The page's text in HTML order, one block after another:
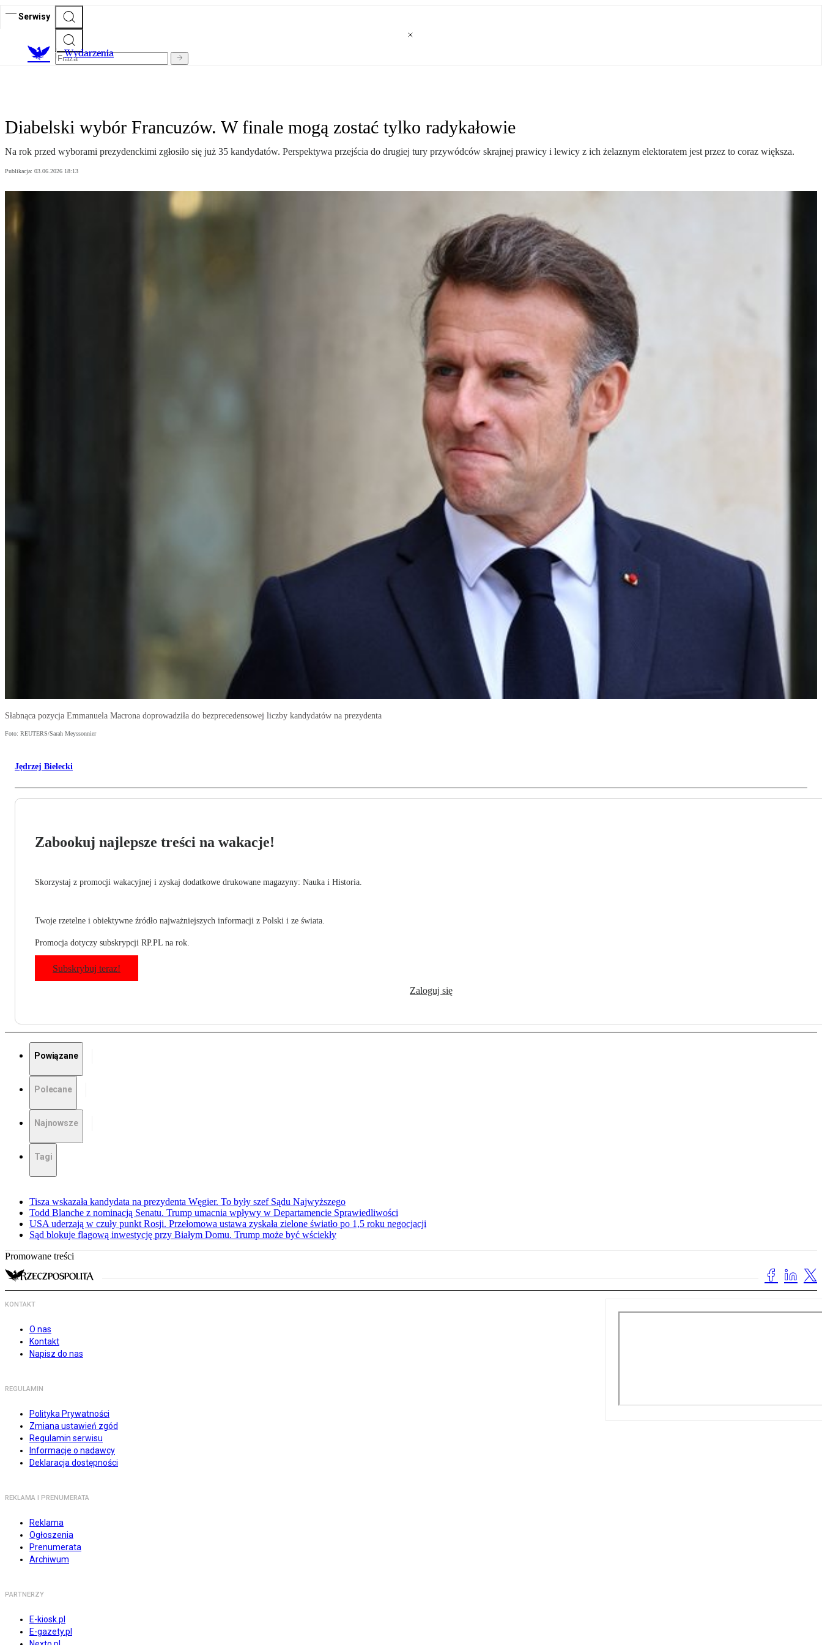
Serwisy
Wydarzenia
Diabelski wybór Francuzów. W finale mogą zostać tylko radykałowie
Na rok przed wyborami prezydenckimi zgłosiło się już 35 kandydatów. Perspektywa przejścia do drugiej tury przywódców skrajnej prawicy i lewicy z ich żelaznym elektoratem jest przez to coraz większa.
Publikacja: 03.06.2026 18:13
Słabnąca pozycja Emmanuela Macrona doprowadziła do bezprecedensowej liczby kandydatów na prezydenta
Foto: REUTERS/Sarah Meyssonnier
Jędrzej Bielecki
Zabookuj najlepsze treści na wakacje!
Skorzystaj z promocji wakacyjnej i zyskaj dodatkowe drukowane magazyny: Nauka i Historia.
Twoje rzetelne i obiektywne źródło najważniejszych informacji z Polski i ze świata.
Promocja dotyczy subskrypcji RP.PL na rok.
Subskrybuj teraz!
Zaloguj się
Powiązane
Polecane
Najnowsze
Tagi
Tisza wskazała kandydata na prezydenta Węgier. To były szef Sądu Najwyższego
Todd Blanche z nominacją Senatu. Trump umacnia wpływy w Departamencie Sprawiedliwości
USA uderzają w czuły punkt Rosji. Przełomowa ustawa zyskała zielone światło po 1,5 roku negocjacji
Sąd blokuje flagową inwestycję przy Białym Domu. Trump może być wściekły
Promowane treści
KONTAKT
O nas
Kontakt
Napisz do nas
REGULAMIN
Polityka Prywatności
Zmiana ustawień zgód
Regulamin serwisu
Informacje o nadawcy
Deklaracja dostępności
REKLAMA I PRENUMERATA
Reklama
Ogłoszenia
Prenumerata
Archiwum
PARTNERZY
E-kiosk.pl
E-gazety.pl